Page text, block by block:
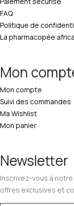
FAQ
Politique de
La pharmacopée
Mon
Mon compte
Suivi des commandes
Ma Wishlist
Mon panier
Newsletter
Inscrivez-vous à
offres exclusives et